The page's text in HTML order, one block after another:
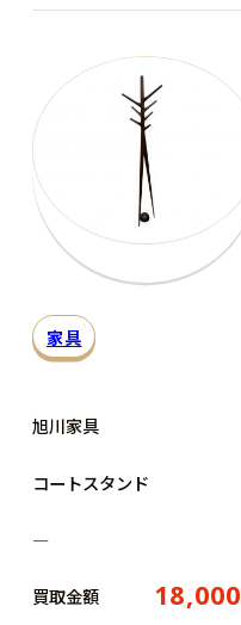
家具
旭川家具
コートスタンド
―
買取金額 18,000